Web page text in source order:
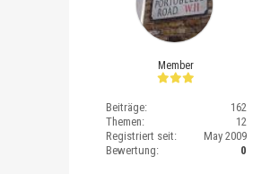
Member
Beiträge:
162
Themen:
12
Registriert seit:
May 2009
Bewertung:
0